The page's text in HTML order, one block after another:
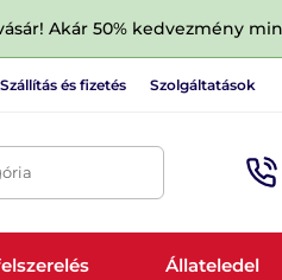
Akár 50% kedvezmény
Szállítás és fizetés Szolgáltatások
Állateledel